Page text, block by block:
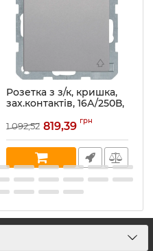
Розетка з з/к, кришка,
зах.контактів, 16А/250В,
Артикул: 47516084
В наявності:6
1 092,52 819,39 грн